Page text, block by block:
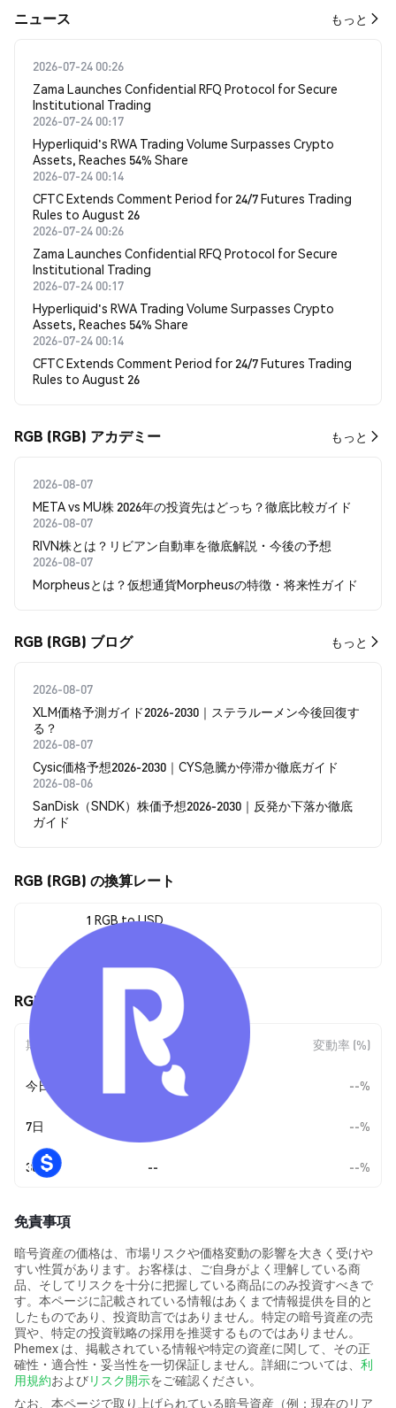
​​ニュース​​ もっと
2026-07-24 00:26
Zama Launches Confidential RFQ Protocol for Secure
Institutional Trading
2026-07-24 00:17
Hyperliquid's RWA Trading Volume Surpasses Crypto
Assets, Reaches 54% Share
2026-07-24 00:14
CFTC Extends Comment Period for 24/7 Futures Trading
Rules to August 26
2026-07-24 00:26
Zama Launches Confidential RFQ Protocol for Secure
Institutional Trading
2026-07-24 00:17
Hyperliquid's RWA Trading Volume Surpasses Crypto
Assets, Reaches 54% Share
2026-07-24 00:14
CFTC Extends Comment Period for 24/7 Futures Trading
Rules to August 26
RGB (RGB) アカデミー もっと
2026-08-07
META vs MU株 2026年の投資先はどっち？徹底比較ガイド
2026-08-07
RIVN株とは？リビアン自動車を徹底解説・今後の予想
2026-08-07
Morpheusとは？仮想通貨Morpheusの特徴・将来性ガイド
RGB (RGB) ブログ もっと
2026-08-07
XLM価格予測ガイド2026-2030｜ステラルーメン今後回復す
る？
2026-08-07
Cysic価格予想2026-2030｜CYS急騰か停滞か徹底ガイド
2026-08-06
SanDisk（SNDK）株価予想2026-2030｜反発か下落か徹底
ガイド
RGB (RGB) の換算レート
1 RGB to USD
RGB (RGB) の価格変動
期間 金額変動 変動率 (%)
今日 --%
7日 --%
30日 -- --%
免責事項
暗号資産の価格は、市場リスクや価格変動の影響を大きく受けや
すい性質があります。お客様は、ご自身がよく理解している商
品、そしてリスクを十分に把握している商品にのみ投資すべきで
す。本ページに記載されている情報はあくまで情報提供を目的と
したものであり、投資助言ではありません。特定の暗号資産の売
買や、特定の投資戦略の採用を推奨するものではありません。
Phemex は、掲載されている情報や特定の資産に関して、その正
確性・適合性・妥当性を一切保証しません。詳細については、 利
用規約およびリスク開示をご確認ください。
なお、本ページで取り上げられている暗号資産（例：現在のリア